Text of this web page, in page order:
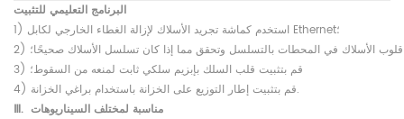
البرنامج التعليمي للتثبيت
1) استخدم كماشة تجريد الأسلاك لإزالة الغطاء الخارجي لكابل Ethernet؛
قلوب الأسلاك في المحطات بالتسلسل وتحقق مما إذا كان تسلسل الأسلاك صحيحًا؛
3) قم بتثبيت قلب السلك بإبزيم سلكي ثابت لمنعه من السقوط؛
4) قم بتثبيت إطار التوزيع على الخزانة باستخدام براغي الخزانة.
Ⅲ. مناسبة لمختلف السيناريوهات